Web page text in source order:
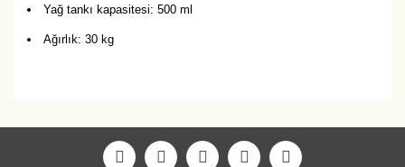
Yağ tankı kapasitesi: 500 ml
Ağırlık: 30 kg